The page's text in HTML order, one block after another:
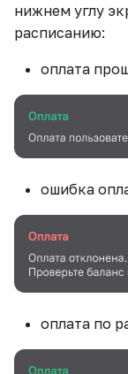
нижнем углу
расписанию:
оплата
ошибка
оплата по